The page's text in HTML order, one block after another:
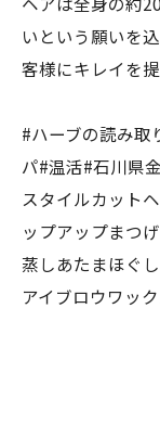
いという願いを
客様にキレイを
#ハーブの読み取
パ#温活#石川県
スタイルカット
ップアップまつ
蒸しあたまほぐ
アイブロウワッ